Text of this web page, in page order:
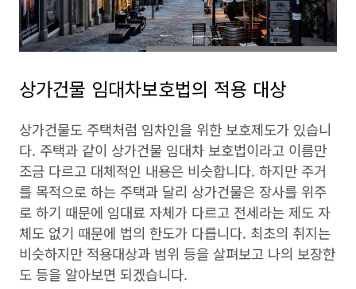
상가건물 임대차보호법의 적용 대상
상가건물도 주택처럼 임차인을 위한 보호제도가 있습니
다. 주택과 같이 상가건물 임대차 보호법이라고 이름만
조금 다르고 대체적인 내용은 비슷합니다. 하지만 주거
를 목적으로 하는 주택과 달리 상가건물은 장사를 위주
로 하기 때문에 임대료 자체가 다르고 전세라는 제도 자
체도 없기 때문에 법의 한도가 다릅니다. 최초의 취지는
비슷하지만 적용대상과 범위 등을 살펴보고 나의 보장한
도 등을 알아보면 되겠습니다.